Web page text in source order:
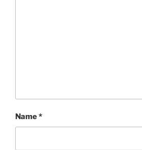
Name*